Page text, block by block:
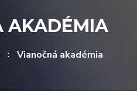
AKADÉMIA
Vianočná akadémia